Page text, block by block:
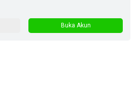
Buka Akun